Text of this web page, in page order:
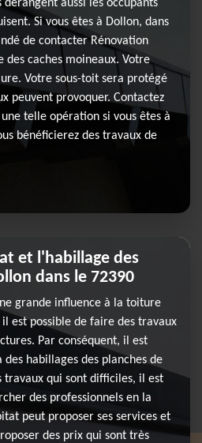
aussi les occupants
Si vous êtes à Dollon, dans
de contacter Rénovation
des caches moineaux. Votre
Votre sous-toit sera protégé
peuvent provoquer. Contactez
telle opération si vous êtes à
bénéficierez des travaux de
et l'habillage des
dans le 72390
grande influence à la toiture
est possible de faire des travaux
Par conséquent, il est
habillages des planches de
travaux qui sont difficiles, il est
des professionnels en la
peut proposer ses services et
des prix qui sont très